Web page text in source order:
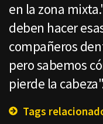
en la zona
deben hacer
compañeros
pero sabemos
pierde la
Tags